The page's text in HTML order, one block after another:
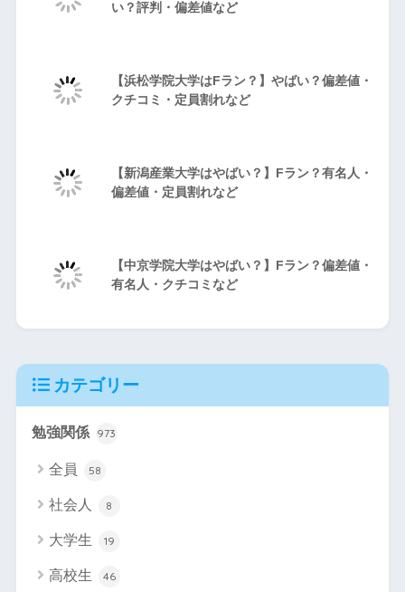
い？評判・偏差値など
【浜松学院大学はFラン？】やばい？偏差値・
クチコミ・定員割れなど
【新潟産業大学はやばい？】Fラン？有名人・
偏差値・定員割れなど
【中京学院大学はやばい？】Fラン？偏差値・
有名人・クチコミなど
カテゴリー
勉強関係 973
全員 58
社会人 8
大学生 19
高校生 46